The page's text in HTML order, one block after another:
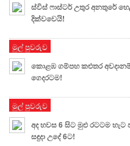
ස්විස් ෆාස්ටර් උතුර අනතුරේ
දික්වවෙයි!
මුල් පුවරුව
කොළඹ ගම්පහ කළුතර
ගෙදරටම!
මුල් පුවරුව
අද හවස 6 සිට මුළු රටටම
සඳුදා උදේ 6ට!